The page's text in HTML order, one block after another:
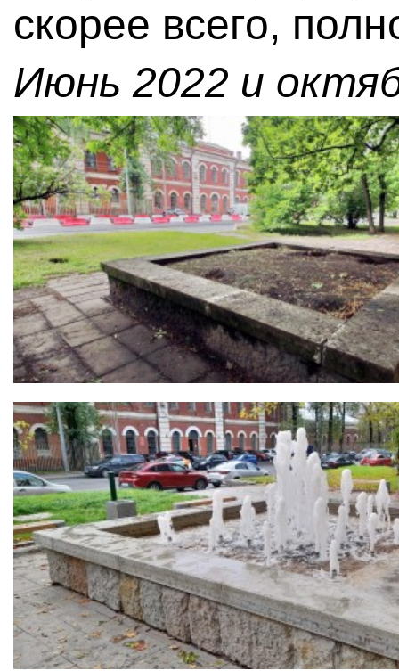
скорее всего,
Июнь 2022 и